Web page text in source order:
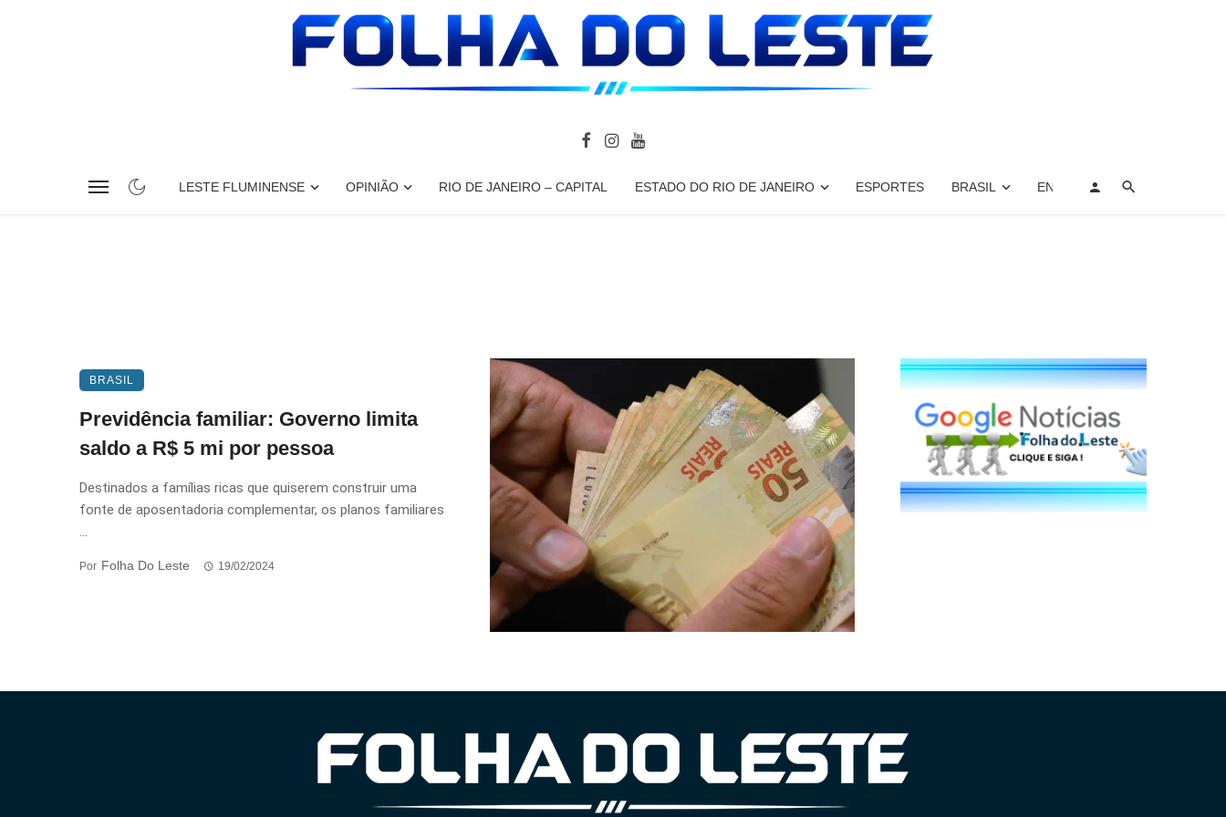
LESTE FLUMINENSE OPINIÃO RIO DE JANEIRO – CAPITAL ESTADO DO RIO DE JANEIRO ESPORTES BRASIL ENTRETENIMENTO, ARTES E
BRASIL
Previdência familiar: Governo limita
saldo a R$ 5 mi por pessoa
Destinados a famílias ricas que quiserem construir uma
fonte de aposentadoria complementar, os planos familiares
...
Por Folha Do Leste 19/02/2024